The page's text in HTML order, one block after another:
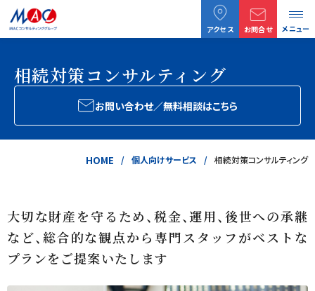
アクセス お問合せ メニュー
相続対策コンサルティング
お問い合わせ／無料相談はこちら
HOME 個人向けサービス 相続対策コンサルティング
大切な財産を守るため、税金、運用、後世への承継
など、総合的な観点から専門スタッフがベストな
プランをご提案いたします